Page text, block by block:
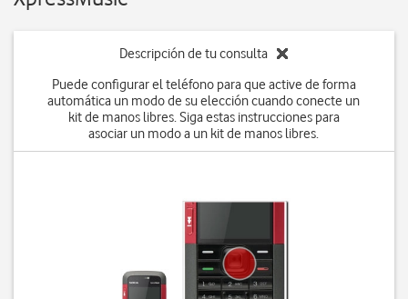
Descripción de tu consulta
Puede configurar el teléfono para que active de forma
automática un modo de su elección cuando conecte un
kit de manos libres. Siga estas instrucciones para
asociar un modo a un kit de manos libres.